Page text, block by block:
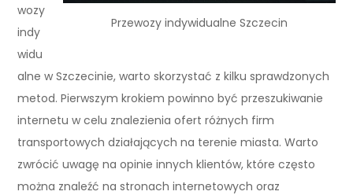
Przewozy indywidualne Szczecin
wozy
indy
widu
alne w Szczecinie, warto skorzystać z kilku sprawdzonych
metod. Pierwszym krokiem powinno być przeszukiwanie
internetu w celu znalezienia ofert różnych firm
transportowych działających na terenie miasta. Warto
zwrócić uwagę na opinie innych klientów, które często
można znaleźć na stronach internetowych oraz